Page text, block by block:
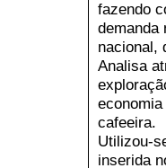
fazendo
demanda
nacional,
Analisa
economia
cafeeira.
Utilizou-
inserida